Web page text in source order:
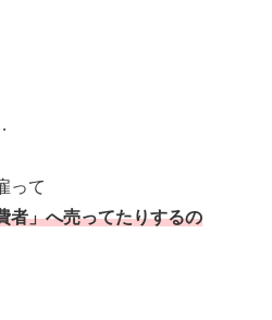
って
者」へ売ってたりするの